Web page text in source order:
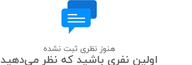
هنوز نظری ثبت نشده
اولین نفری باشید که نظر می‌دهید